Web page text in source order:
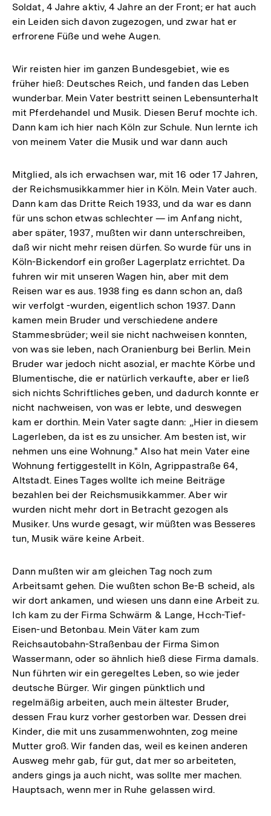
Soldat, 4 Jahre aktiv, 4 Jahre an der Front; er hat auch
ein Leiden sich davon zugezogen, und zwar hat er
erfrorene Füße und wehe Augen.
Wir reisten hier im ganzen Bundesgebiet, wie es
früher hieß: Deutsches Reich, und fanden das Leben
wunderbar. Mein Vater bestritt seinen Lebensunterhalt
mit Pferdehandel und Musik. Diesen Beruf mochte ich.
Dann kam ich hier nach Köln zur Schule. Nun lernte ich
von meinem Vater die Musik und war dann auch
Mitglied, als ich erwachsen war, mit 16 oder 17 Jahren,
der Reichsmusikkammer hier in Köln. Mein Vater auch.
Dann kam das Dritte Reich 1933, und da war es dann
für uns schon etwas schlechter — im Anfang nicht,
aber später, 1937, mußten wir dann unterschreiben,
daß wir nicht mehr reisen dürfen. So wurde für uns in
Köln-Bickendorf ein großer Lagerplatz errichtet. Da
fuhren wir mit unseren Wagen hin, aber mit dem
Reisen war es aus. 1938 fing es dann schon an, daß
wir verfolgt -wurden, eigentlich schon 1937. Dann
kamen mein Bruder und verschiedene andere
Stammesbrüder; weil sie nicht nachweisen konnten,
von was sie leben, nach Oranienburg bei Berlin. Mein
Bruder war jedoch nicht asozial, er machte Körbe und
Blumentische, die er natürlich verkaufte, aber er ließ
sich nichts Schriftliches geben, und dadurch konnte er
nicht nachweisen, von was er lebte, und deswegen
kam er dorthin. Mein Vater sagte dann: „Hier in diesem
Lagerleben, da ist es zu unsicher. Am besten ist, wir
nehmen uns eine Wohnung." Also hat mein Vater eine
Wohnung fertiggestellt in Köln, Agrippastraße 64,
Altstadt. Eines Tages wollte ich meine Beiträge
bezahlen bei der Reichsmusikkammer. Aber wir
wurden nicht mehr dort in Betracht gezogen als
Musiker. Uns wurde gesagt, wir müßten was Besseres
tun, Musik wäre keine Arbeit.
Dann mußten wir am gleichen Tag noch zum
Arbeitsamt gehen. Die wußten schon Be-B scheid, als
wir dort ankamen, und wiesen uns dann eine Arbeit zu.
Ich kam zu der Firma Schwärm & Lange, Hcch-Tief-
Eisen-und Betonbau. Mein Väter kam zum
Reichsautobahn-Straßenbau der Firma Simon
Wassermann, oder so ähnlich hieß diese Firma damals.
Nun führten wir ein geregeltes Leben, so wie jeder
deutsche Bürger. Wir gingen pünktlich und
regelmäßig arbeiten, auch mein ältester Bruder,
dessen Frau kurz vorher gestorben war. Dessen drei
Kinder, die mit uns zusammenwohnten, zog meine
Mutter groß. Wir fanden das, weil es keinen anderen
Ausweg mehr gab, für gut, dat mer so arbeiteten,
anders gings ja auch nicht, was sollte mer machen.
Hauptsach, wenn mer in Ruhe gelassen wird.